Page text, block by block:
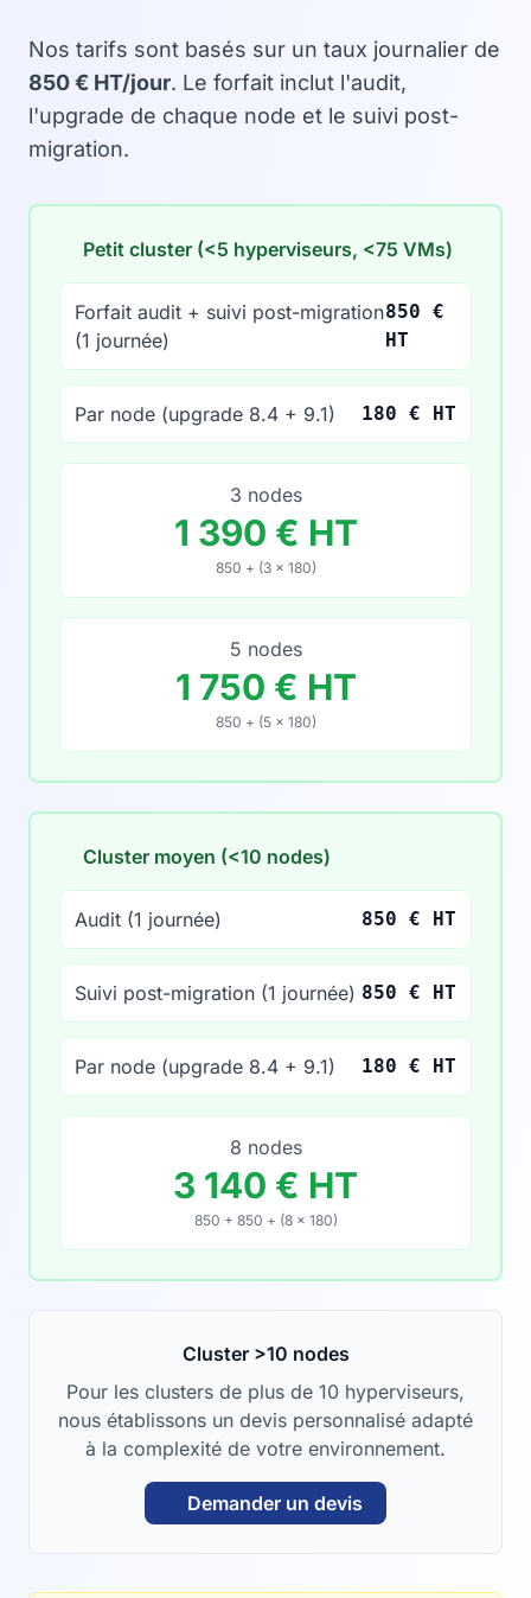
Nos tarifs sont basés sur un taux journalier de
850 € HT/jour. Le forfait inclut l'audit,
l'upgrade de chaque node et le suivi post-
migration.
Petit cluster (<5 hyperviseurs, <75 VMs)
Forfait audit + suivi post-migration
(1 journée)
850 €
HT
Par node (upgrade 8.4 + 9.1) 180 € HT
3 nodes
1 390 € HT
850 + (3 × 180)
5 nodes
1 750 € HT
850 + (5 × 180)
Cluster moyen (<10 nodes)
Audit (1 journée) 850 € HT
Suivi post-migration (1 journée) 850 € HT
Par node (upgrade 8.4 + 9.1) 180 € HT
8 nodes
3 140 € HT
850 + 850 + (8 × 180)
Cluster >10 nodes
Pour les clusters de plus de 10 hyperviseurs,
nous établissons un devis personnalisé adapté
à la complexité de votre environnement.
Demander un devis